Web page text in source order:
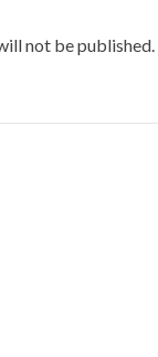
not be published.